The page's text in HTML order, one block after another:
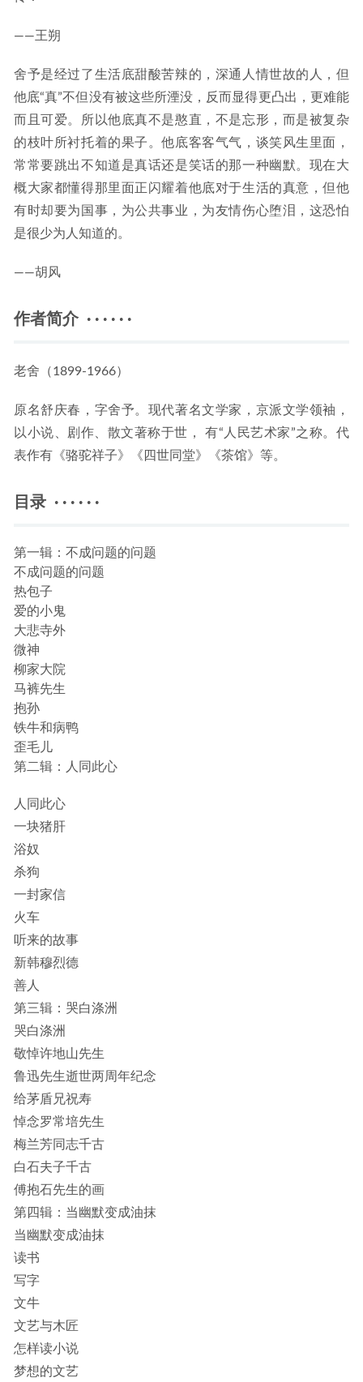
——王朔
舍予是经过了生活底甜酸苦辣的，深通人情世故的人，但
他底“真”不但没有被这些所湮没，反而显得更凸出，更难能
而且可爱。所以他底真不是憨直，不是忘形，而是被复杂
的枝叶所衬托着的果子。他底客客气气，谈笑风生里面，
常常要跳出不知道是真话还是笑话的那一种幽默。现在大
概大家都懂得那里面正闪耀着他底对于生活的真意，但他
有时却要为国事，为公共事业，为友情伤心堕泪，这恐怕
是很少为人知道的。
——胡风
作者简介 · · · · · ·
老舍（1899-1966）
原名舒庆春，字舍予。现代著名文学家，京派文学领袖，
以小说、剧作、散文著称于世， 有“人民艺术家”之称。代
表作有《骆驼祥子》《四世同堂》《茶馆》等。
目录 · · · · · ·
第一辑：不成问题的问题
不成问题的问题
热包子
爱的小鬼
大悲寺外
微神
柳家大院
马裤先生
抱孙
铁牛和病鸭
歪毛儿
第二辑：人同此心
人同此心
一块猪肝
浴奴
杀狗
一封家信
火车
听来的故事
新韩穆烈德
善人
第三辑：哭白涤洲
哭白涤洲
敬悼许地山先生
鲁迅先生逝世两周年纪念
给茅盾兄祝寿
悼念罗常培先生
梅兰芳同志千古
白石夫子千古
傅抱石先生的画
第四辑：当幽默变成油抹
当幽默变成油抹
读书
写字
文牛
文艺与木匠
怎样读小说
梦想的文艺